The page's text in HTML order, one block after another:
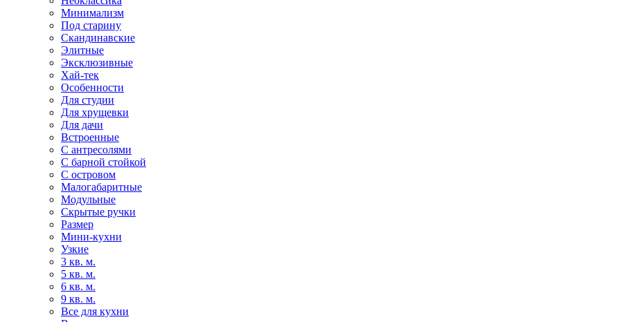
Минимализм
Под старину
Скандинавские
Элитные
Эксклюзивные
Хай-тек
Особенности
Для студии
Для хрущевки
Для дачи
Встроенные
С антресолями
С барной стойкой
С островом
Малогабаритные
Модульные
Скрытые ручки
Размер
Мини-кухни
Узкие
3 кв. м.
5 кв. м.
6 кв. м.
9 кв. м.
Все для кухни